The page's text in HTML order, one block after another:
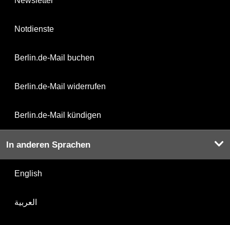
Notdienste
Berlin.de-Mail buchen
Berlin.de-Mail widerrufen
Berlin.de-Mail kündigen
In anderen Sprachen
English
العربية